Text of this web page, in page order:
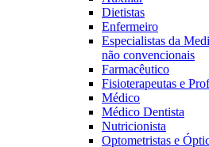
Dietistas
Enfermeiro
Especialistas da
não convencionais
Farmacêutico
Fisioterapeutas e
Médico
Médico Dentista
Nutricionista
Optometristas e